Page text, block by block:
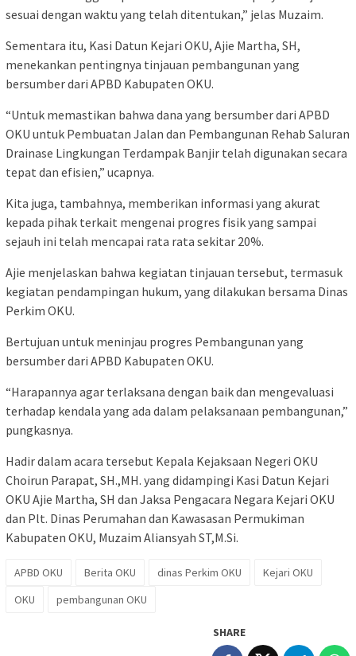
sesuai dengan waktu yang telah ditentukan,” jelas Muzaim.
Sementara itu, Kasi Datun Kejari OKU, Ajie Martha, SH,
menekankan pentingnya tinjauan pembangunan yang
bersumber dari APBD Kabupaten OKU.
“Untuk memastikan bahwa dana yang bersumber dari APBD
OKU untuk Pembuatan Jalan dan Pembangunan Rehab Saluran
Drainase Lingkungan Terdampak Banjir telah digunakan secara
tepat dan efisien,” ucapnya.
Kita juga, tambahnya, memberikan informasi yang akurat
kepada pihak terkait mengenai progres fisik yang sampai
sejauh ini telah mencapai rata rata sekitar 20%.
Ajie menjelaskan bahwa kegiatan tinjauan tersebut, termasuk
kegiatan pendampingan hukum, yang dilakukan bersama Dinas
Perkim OKU.
Bertujuan untuk meninjau progres Pembangunan yang
bersumber dari APBD Kabupaten OKU.
“Harapannya agar terlaksana dengan baik dan mengevaluasi
terhadap kendala yang ada dalam pelaksanaan pembangunan,”
pungkasnya.
Hadir dalam acara tersebut Kepala Kejaksaan Negeri OKU
Choirun Parapat, SH.,MH. yang didampingi Kasi Datun Kejari
OKU Ajie Martha, SH dan Jaksa Pengacara Negara Kejari OKU
dan Plt. Dinas Perumahan dan Kawasasan Permukiman
Kabupaten OKU, Muzaim Aliansyah ST,M.Si.
APBD OKU Berita OKU dinas Perkim OKU
Kejari OKU
OKU
pembangunan OKU
SHARE